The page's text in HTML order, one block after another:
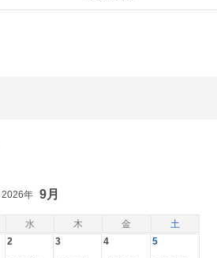
水 木 金 土
2026年 9月
2 3 4 5